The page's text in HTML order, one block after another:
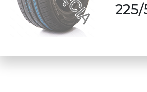
225/